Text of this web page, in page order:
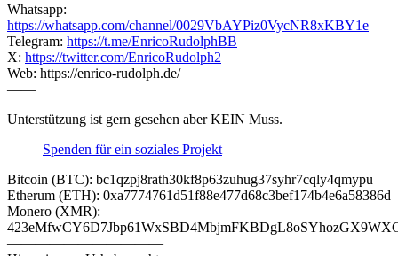
Whatsapp:
https://whatsapp.com/channel/0029VbAYPiz0VycNR8xKBY1e
Telegram: https://t.me/EnricoRudolphBB
X: https://twitter.com/EnricoRudolph2
Web: https://enrico-rudolph.de/
——
Unterstützung ist gern gesehen aber KEIN Muss.
Spenden für ein soziales Projekt
Bitcoin (BTC): bc1qzpj8rath30kf8p63zuhug37syhr7cqly4qmypu
Etherum (ETH): 0xa7774761d51f88e477d68c3bef174b4e6a58386d
Monero (XMR):
———————————